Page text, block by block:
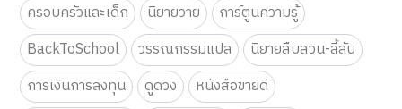
ครอบครัวและเด็ก
นิยายวาย
การ์ตูนความรู้
BackToSchool
วรรณกรรมแปล
นิยายสืบสวน-ลี้ลับ
การเงินการลงทุน
ดูดวง
หนังสือขายดี